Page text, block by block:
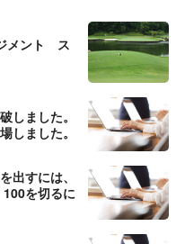
メント ス
ました。
ました。
すには、
を切るに